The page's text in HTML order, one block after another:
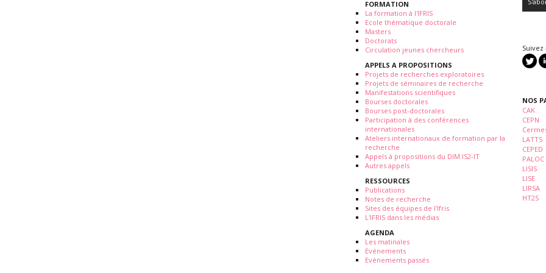
FORMATION
La formation à l'IFRIS
Ecole thématique doctorale
Masters
Doctorats
Circulation jeunes chercheurs
APPELS A PROPOSITIONS
Projets de recherches exploratoires
Projets de séminaires de recherche
Manifestations scientifiques
Bourses doctorales
Bourses post-doctorales
Participation à des conférences
internationales
Ateliers internationaux de formation par la
recherche
Appels à propositions du DIM IS2-IT
Autres appels
RESSOURCES
Publications
Notes de recherche
Sites des équipes de l'Ifris
L'IFRIS dans les médias
AGENDA
Les matinales
Evénements
Evénements passés
Suivez
NOS
CAK
CEPN
LATTS
CEPED
PALOC
LISIS
LISE
LIRSA
HT2S